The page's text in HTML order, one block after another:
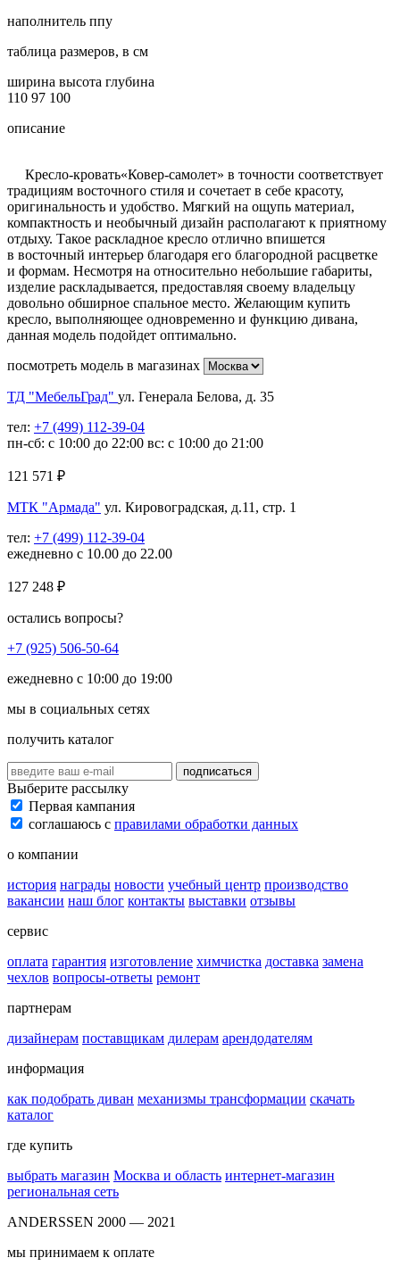
наполнитель ппу
таблица размеров, в см
ширина высота глубина
110 97 100
описание
Кресло-кровать«Ковер-самолет» в точности соответствует
традициям восточного стиля и сочетает в себе красоту,
оригинальность и удобство. Мягкий на ощупь материал,
компактность и необычный дизайн располагают к приятному
отдыху. Такое раскладное кресло отлично впишется
в восточный интерьер благодаря его благородной расцветке
и формам. Несмотря на относительно небольшие габариты,
изделие раскладывается, предоставляя своему владельцу
довольно обширное спальное место. Желающим купить
кресло, выполняющее одновременно и функцию дивана,
данная модель подойдет оптимально.
посмотреть модель в магазинах
ТД "МебельГрад" ул. Генерала Белова, д. 35
тел: +7 (499) 112-39-04
пн-сб: с 10:00 до 22:00 вс: с 10:00 до 21:00
121 571 ₽
МТК "Армада" ул. Кировоградская, д.11, стр. 1
тел: +7 (499) 112-39-04
ежедневно с 10.00 до 22.00
127 248 ₽
остались вопросы?
+7 (925) 506-50-64
ежедневно с 10:00 до 19:00
мы в социальных сетях
получить каталог
подписаться
Выберите рассылку
Первая кампания
соглашаюсь с правилами обработки данных
о компании
история награды новости учебный центр производство
вакансии наш блог контакты выставки отзывы
сервис
оплата гарантия изготовление химчистка доставка замена
чехлов вопросы-ответы ремонт
партнерам
дизайнерам поставщикам дилерам арендодателям
информация
как подобрать диван механизмы трансформации скачать
каталог
где купить
выбрать магазин Москва и область интернет-магазин
региональная сеть
ANDERSSEN 2000 — 2021
мы принимаем к оплате